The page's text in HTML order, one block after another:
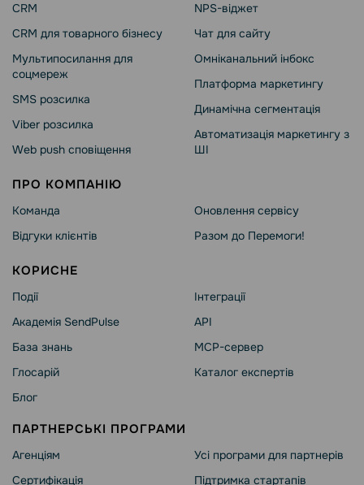
CRM
CRM для товарного бізнесу
Мультипосилання для
соцмереж
SMS розсилка
Viber розсилка
Web push сповіщення
NPS-віджет
Чат для сайту
Омніканальний інбокс
Платформа маркетингу
Динамічна сегментація
Автоматизація маркетингу з
ШІ
ПРО КОМПАНІЮ
Команда
Відгуки клієнтів
Оновлення сервісу
Разом до Перемоги!
КОРИСНЕ
Події
Академія SendPulse
База знань
Глосарій
Блог
Інтеграції
API
MCP-сервер
Каталог експертів
ПАРТНЕРСЬКІ ПРОГРАМИ
Агенціям
Сертифікація
Усі програми для партнерів
Підтримка стартапів